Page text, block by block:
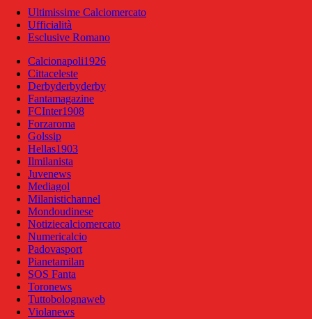
Ultimissime Calciomercato
Ufficialità
Esclusive Romano
Calcionapoli1926
Cittaceleste
Derbyderbyderby
Fantamagazine
FCInter1908
Forzaroma
Golssip
Hellas1903
Ilmilanista
Juvenews
Mediagol
Milanistichannel
Mondoudinese
Notiziecalciomercato
Numericalcio
Padovasport
Pianetamilan
SOS Fanta
Toronews
Tuttobolognaweb
Violanews